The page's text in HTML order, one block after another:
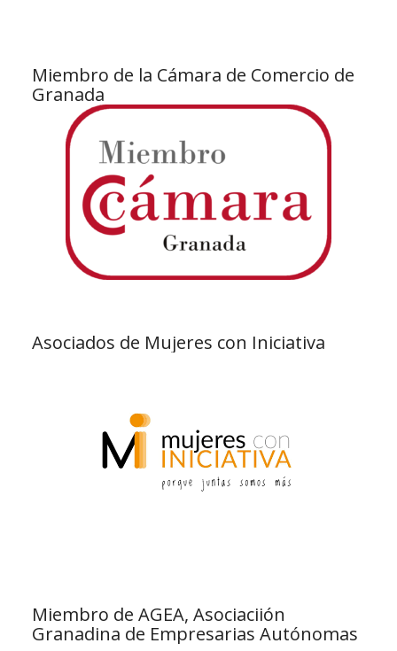
Miembro de la Cámara de Comercio de
Granada
Asociados de Mujeres con Iniciativa
Miembro de AGEA, Asociaciión
Granadina de Empresarias Autónomas